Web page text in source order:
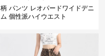
柄 パンツ レオパードワイドデニ
ム 個性派ハイウエスト